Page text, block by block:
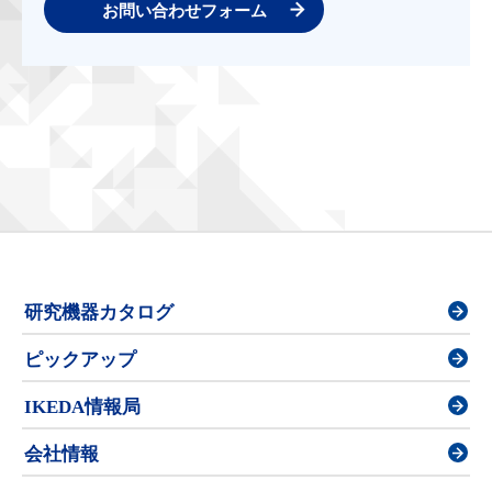
お問い合わせフォーム
研究機器カタログ
ピックアップ
IKEDA情報局
会社情報